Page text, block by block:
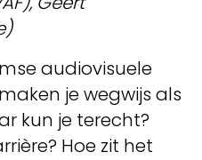
audiovisuele
je wegwijs als
kun je terecht?
Hoe zit het